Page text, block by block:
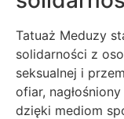
Tatuaż Meduzy
solidarności z
seksualnej i
ofiar,
dzięki mediom